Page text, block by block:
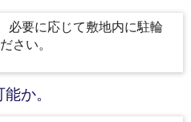
必要に応じて敷地内に駐輪
さい。
か。